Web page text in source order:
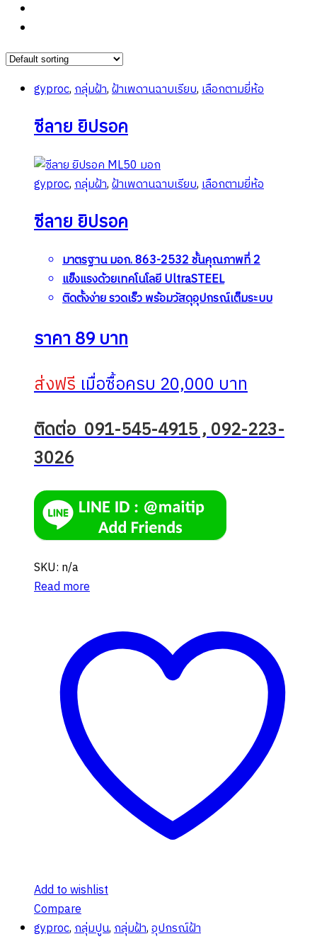
gyproc,กลุ่มฝ้า,ฝ้าเพดานฉาบเรียบ,เลือกตามยี่ห้อ
ซีลาย ยิปรอค
gyproc,กลุ่มฝ้า,ฝ้าเพดานฉาบเรียบ,เลือกตามยี่ห้อ
ซีลาย ยิปรอค
มาตรฐาน มอก. 863-2532 ชั้นคุณภาพที่ 2
แข็งแรงด้วยเทคโนโลยี UltraSTEEL
ติดตั้งง่าย รวดเร็ว พร้อมวัสดุอุปกรณ์เต็มระบบ
ราคา 89 บาท
ส่งฟรีเมื่อซื้อครบ 20,000 บาท
ติดต่อ 091-545-4915 , 092-223-
3026
SKU: n/a
Read more
Add to wishlist
Compare
gyproc,กลุ่มปูน,กลุ่มฝ้า,อุปกรณ์ฝ้า